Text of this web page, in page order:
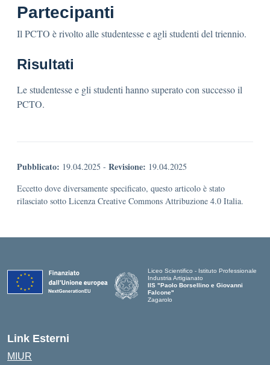
Partecipanti
Il PCTO è rivolto alle studentesse e agli studenti del triennio.
Risultati
Le studentesse e gli studenti hanno superato con successo il
PCTO.
Pubblicato: 19.04.2025 - Revisione: 19.04.2025
Eccetto dove diversamente specificato, questo articolo è stato
rilasciato sotto Licenza Creative Commons Attribuzione 4.0 Italia.
Liceo Scientifico - Istituto Professionale
Industria Artigianato
IIS "Paolo Borsellino e Giovanni
Falcone"
Zagarolo
Link Esterni
MIUR